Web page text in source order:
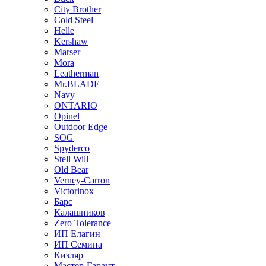
City Brother
Cold Steel
Helle
Kershaw
Marser
Mora
Leatherman
Mr.BLADE
Navy
ONTARIO
Opinel
Outdoor Edge
SOG
Spyderco
Stell Will
Old Bear
Verney-Carron
Victorinox
Барс
Калашников
Zero Tolerance
ИП Елагин
ИП Семина
Кизляр